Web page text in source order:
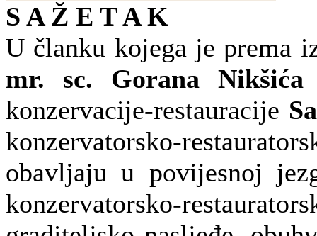
S A Ž E T A K
U članku kojega je prema
mr. sc. Gorana Nikšića
konzervacije-restauracije
konzervatorsko-
obavljaju u povijesnoj
konzervatorsko-